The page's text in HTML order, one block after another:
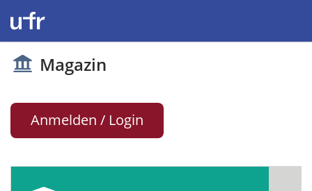
Magazin
Anmelden / Login